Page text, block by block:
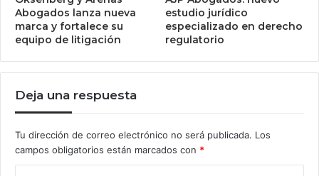
Abogados lanza nueva
marca y fortalece su
equipo de litigación
estudio jurídico
especializado en derecho
regulatorio
Deja una respuesta
Tu dirección de correo electrónico no será publicada. Los
campos obligatorios están marcados con *